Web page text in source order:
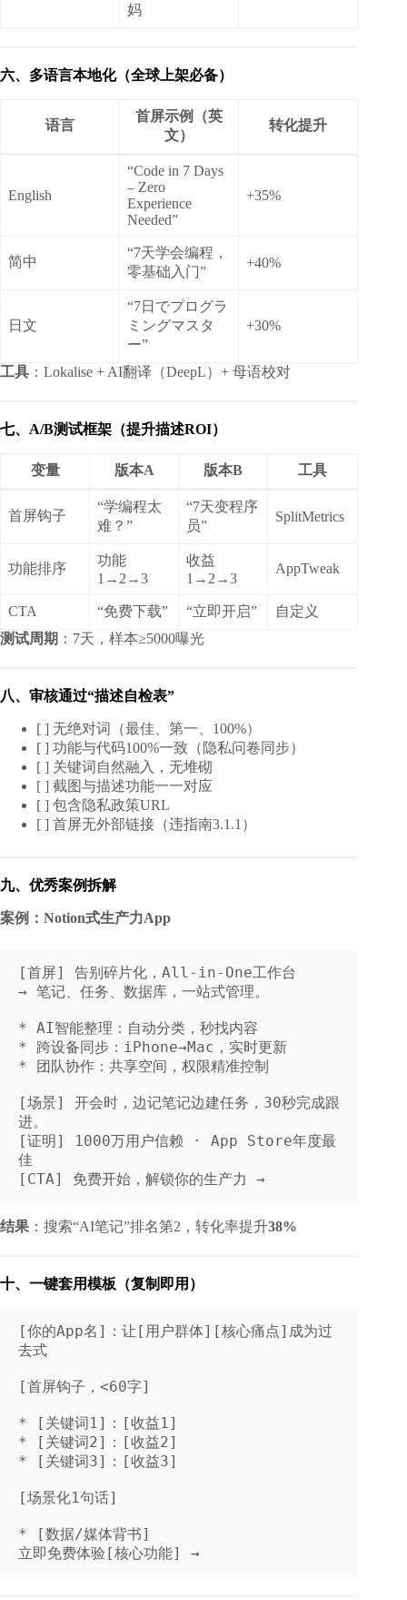
妈
六、多语言本地化（全球上架必备）
语言
首屏示例（英
文）
转化提升
English
“Code in 7 Days
– Zero
Experience
Needed”
+35%
简中
“7天学会编程，
零基础入门”
+40%
日文
“7日でプログラ
ミングマスタ
ー”
+30%
工具 ：Lokalise + AI翻译（DeepL）+ 母语校对
七、A/B测试框架（提升描述ROI）
变量 版本A 版本B 工具
首屏钩子
“学编程太
难？”
“7天变程序
员”
SplitMetrics
功能排序
功能
1→2→3
收益
1→2→3
AppTweak
CTA “免费下载” “立即开启”
自定义
测试周期 ：7天，样本≥5000曝光
八、审核通过“描述自检表”
[ ] 无绝对词（最佳、第一、100%）
[ ] 功能与代码100%一致（隐私问卷同步）
[ ] 关键词自然融入，无堆砌
[ ] 截图与描述功能一一对应
[ ] 包含隐私政策URL
[ ] 首屏无外部链接（违指南3.1.1）
九、优秀案例拆解
案例：Notion式生产力App
[首屏] 告别碎片化，All-in-One工作台
→ 笔记、任务、数据库，一站式管理。
* AI智能整理：自动分类，秒找内容
* 跨设备同步：iPhone→Mac，实时更新
* 团队协作：共享空间，权限精准控制
[场景] 开会时，边记笔记边建任务，30秒完成跟
进。
[证明] 1000万用户信赖 · App Store年度最
佳
[CTA] 免费开始，解锁你的生产力 →
结果 ：搜索“AI笔记”排名第2，转化率提升38%
十、一键套用模板（复制即用）
[你的App名]：让[用户群体][核心痛点]成为过
去式
[首屏钩子，<60字]
* [关键词1]：[收益1]
* [关键词2]：[收益2]
* [关键词3]：[收益3]
[场景化1句话]
* [数据/媒体背书]
立即免费体验[核心功能] →